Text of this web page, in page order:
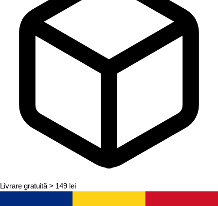
Livrare gratuită > 149 lei